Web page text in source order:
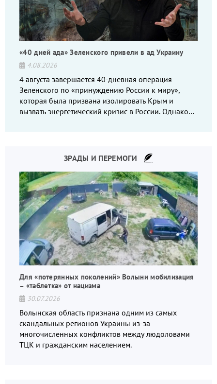
«40 дней ада» Зеленского привели в ад Украину
4.08.2026
4 августа завершается 40-дневная операция
Зеленского по «принуждению России к миру»,
которая была призвана изолировать Крым и
вызвать энергетический кризис в России. Однако
ЗРАДЫ И ПЕРЕМОГИ
Для «потерянных поколений» Волыни мобилизация
– «таблетка» от нацизма
30.07.2026
Волынская область признана одним из самых
скандальных регионов Украины из-за
многочисленных конфликтов между людоловами
ТЦК и гражданским населением.